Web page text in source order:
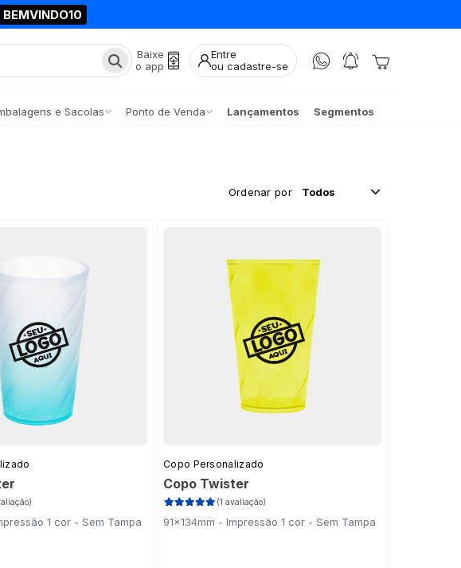
BEMVINDO10
Baixe
o app
Entre
ou cadastre-se
e Sacolas Ponto de Venda Lançamentos Segmentos
Ordenar por
1 cor - Sem Tampa
Copo Personalizado
Copo Twister
(1 avaliação)
91x134mm - Impressão 1 cor - Sem Tampa